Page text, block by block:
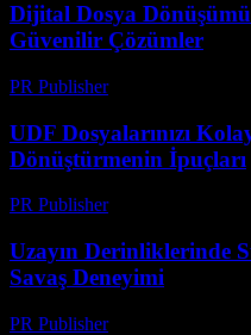
Dijital Dosya
Güvenilir Çözümler
PR Publisher-
UDF Dosyalarınızı
Dönüştürmenin İpuçları
PR Publisher-
Uzayın Derinliklerinde
Savaş Deneyimi
PR Publisher-